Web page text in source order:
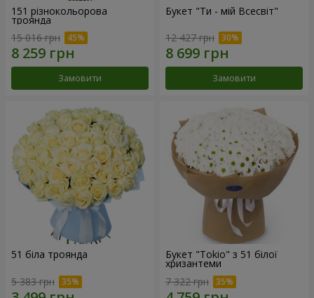
151 різнокольорова
троянда
15 016 грн
Замовити
Букет "Ти - мій Всесвіт"
12 427 грн
Замовити
51 біла троянда
5 383 грн
Букет "Tokio" з 51 білої
хризантеми
7 322 грн